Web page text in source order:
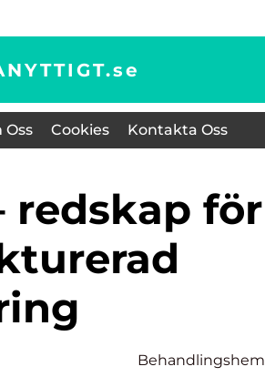
se
Oss Cookies Kontakta Oss
Behandlingshem